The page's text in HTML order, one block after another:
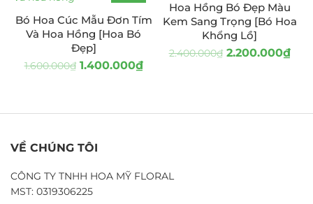
Bó Hoa Cúc Mẫu Đơn Tím
Và Hoa Hồng [Hoa Bó
Đẹp]
1.600.000₫ 1.400.000₫
Hoa Hồng Bó Đẹp Màu
Kem Sang Trọng [Bó Hoa
Khổng Lồ]
2.400.000₫ 2.200.000₫
VỀ CHÚNG TÔI
CÔNG TY TNHH HOA MỸ FLORAL
MST: 0319306225